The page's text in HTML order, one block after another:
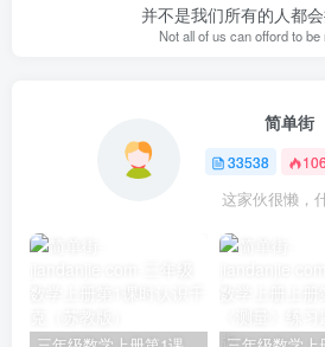
并不是我们所有的人都
Not all of us can offord to be
简单街
33538
这家伙很懒，